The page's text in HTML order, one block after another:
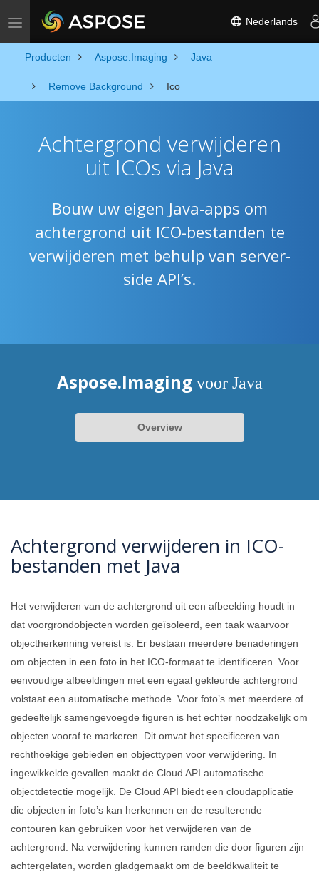
Toggle navigation Nederlands
Producten Aspose.Imaging Java
Remove Background Ico
Achtergrond verwijderen
uit ICOs via Java
Bouw uw eigen Java-apps om
achtergrond uit ICO-bestanden te
verwijderen met behulp van server-
side API’s.
Aspose.Imaging voor Java
Overview
Achtergrond verwijderen in ICO-
bestanden met Java
Het verwijderen van de achtergrond uit een afbeelding houdt in
dat voorgrondobjecten worden geïsoleerd, een taak waarvoor
objectherkenning vereist is. Er bestaan ​​meerdere benaderingen
om objecten in een foto in het ICO-formaat te identificeren. Voor
eenvoudige afbeeldingen met een egaal gekleurde achtergrond
volstaat een automatische methode. Voor foto’s met meerdere of
gedeeltelijk samengevoegde figuren is het echter noodzakelijk om
objecten vooraf te markeren. Dit omvat het specificeren van
rechthoekige gebieden en objecttypen voor verwijdering. In
ingewikkelde gevallen maakt de Cloud API automatische
objectdetectie mogelijk. De Cloud API biedt een cloudapplicatie
die objecten in foto’s kan herkennen en de resulterende
contouren kan gebruiken voor het verwijderen van de
achtergrond. Na verwijdering kunnen randen die door figuren zijn
achtergelaten, worden gladgemaakt om de beeldkwaliteit te